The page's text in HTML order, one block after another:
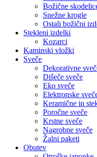
Božične
Snežne krogle
Ostali božični
Stekleni izdelki
Kozarci
Kaminski vložki
Sveče
Dekorativne
Dišeče sveče
Eko sveče
Elektronske
Keramične in
Poročne sveče
Krstne sveče
Nagrobne sveče
Žalni paketi
Obutev